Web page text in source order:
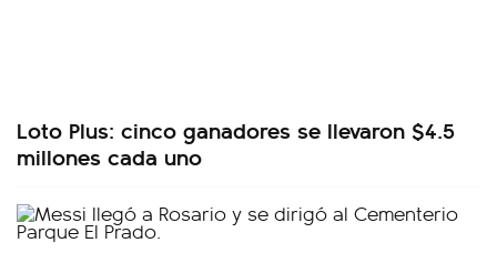
Loto Plus: cinco ganadores se llevaron $4.5
millones cada uno